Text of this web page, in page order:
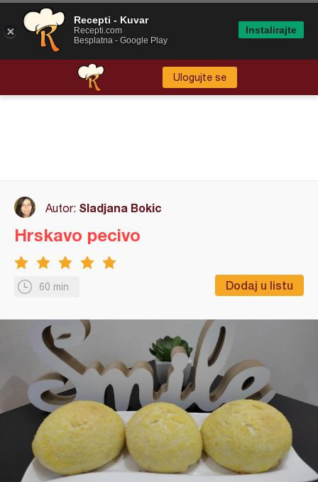
Ulogujte se
Autor: Sladjana Bokic
60 min Dodaj u listu
Hrskavo pecivo
Recepti - Kuvar
Recepti.com
Besplatna - Google Play
Instalirajte